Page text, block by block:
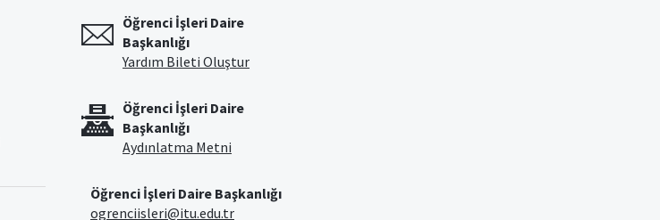
Öğrenci İşleri Daire
Başkanlığı
Yardım Bileti Oluştur
Öğrenci İşleri Daire
Başkanlığı
Aydınlatma Metni
Öğrenci İşleri Daire Başkanlığı
ogrenciisleri@itu.edu.tr